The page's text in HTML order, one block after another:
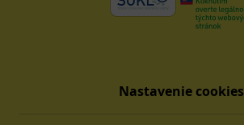
Nastavenie cookies